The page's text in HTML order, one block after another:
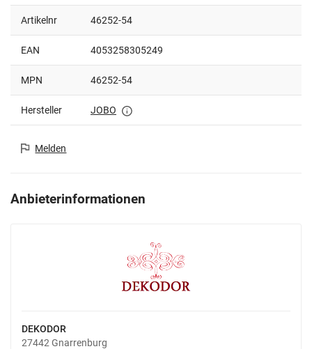
Artikelnr 46252-54
EAN 4053258305249
MPN 46252-54
Hersteller JOBO
Melden
Anbieterinformationen
DEKODOR
27442 Gnarrenburg